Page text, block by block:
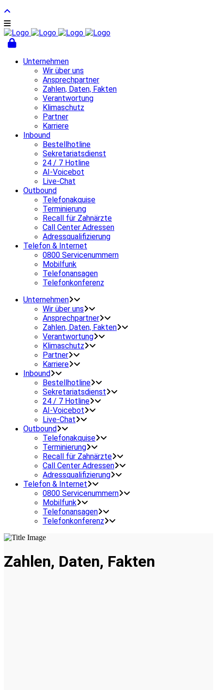
Unternehmen
Wir über uns
Ansprechpartner
Zahlen, Daten, Fakten
Verantwortung
Klimaschutz
Partner
Karriere
Inbound
Bestellhotline
Sekretariatsdienst
24 / 7 Hotline
AI-Voicebot
Live-Chat
Outbound
Telefonakquise
Terminierung
Recall für Zahnärzte
Call Center Adressen
Adressqualifizierung
Telefon & Internet
0800 Servicenummern
Mobilfunk
Telefonansagen
Telefonkonferenz
Unternehmen
Wir über uns
Ansprechpartner
Zahlen, Daten, Fakten
Verantwortung
Klimaschutz
Partner
Karriere
Inbound
Bestellhotline
Sekretariatsdienst
24 / 7 Hotline
AI-Voicebot
Live-Chat
Outbound
Telefonakquise
Terminierung
Recall für Zahnärzte
Call Center Adressen
Adressqualifizierung
Telefon & Internet
0800 Servicenummern
Mobilfunk
Telefonansagen
Telefonkonferenz
Zahlen, Daten, Fakten